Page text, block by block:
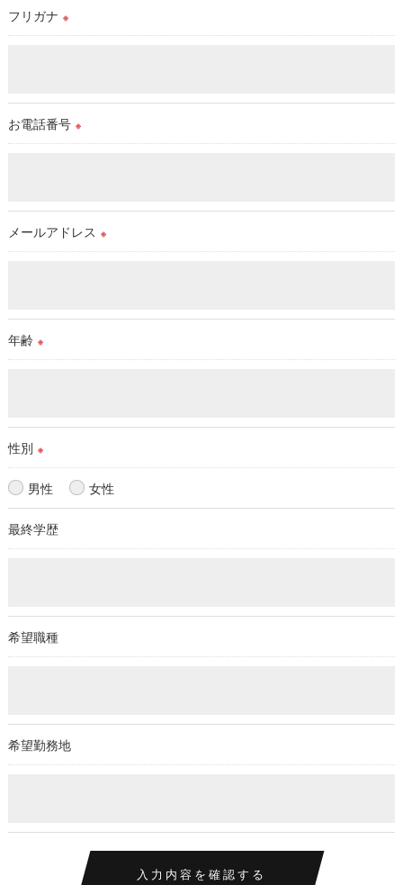
これらの委託先に対しては個人情報保護契約等の措置をとり、
適切な監督を行います。
理対策を実施します。
＜個人情報の開示･訂正・削除･利用停止の手続について＞
個人情報の開示･訂正･削除・利用停止の具体的手続きにつきま
しては、お電話でお問合せ下さい。
フリガナ ※
お電話番号 ※
メールアドレス ※
年齢 ※
性別 ※
男性 女性
最終学歴
希望職種
希望勤務地